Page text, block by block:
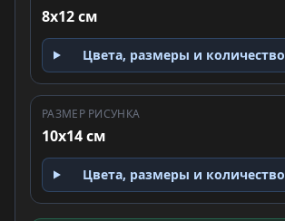
8x12 см
Цвета, размеры и количество
РАЗМЕР РИСУНКА
10x14 см
Цвета, размеры и количество